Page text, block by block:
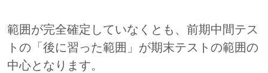
範囲が完全確定していなくとも、前期中間テス
トの「後に習った範囲」が期末テストの範囲の
中心となります。